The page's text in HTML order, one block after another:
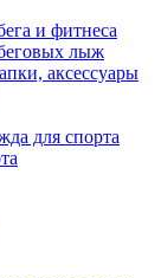
и фитнеса
лыж
аксессуары
для спорта